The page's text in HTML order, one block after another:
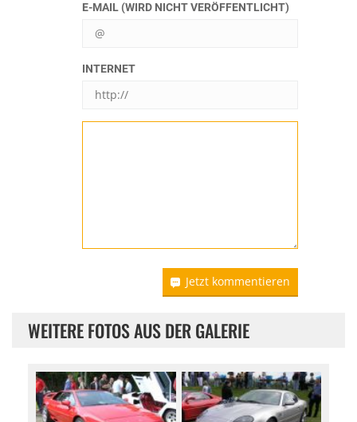
E-MAIL (WIRD NICHT VERÖFFENTLICHT)
INTERNET
Jetzt kommentieren
WEITERE FOTOS AUS DER GALERIE